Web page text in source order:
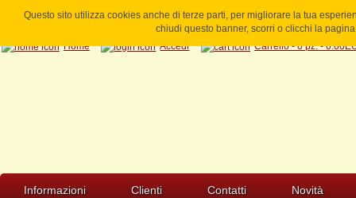
Questo sito utilizza cookies anche di terze parti, per migliorare la tua
chiudi questo banner, scorri o clicchi la
Home
Accedi Carrello - 0 pz. -
Informazioni Clienti Contatti Novità